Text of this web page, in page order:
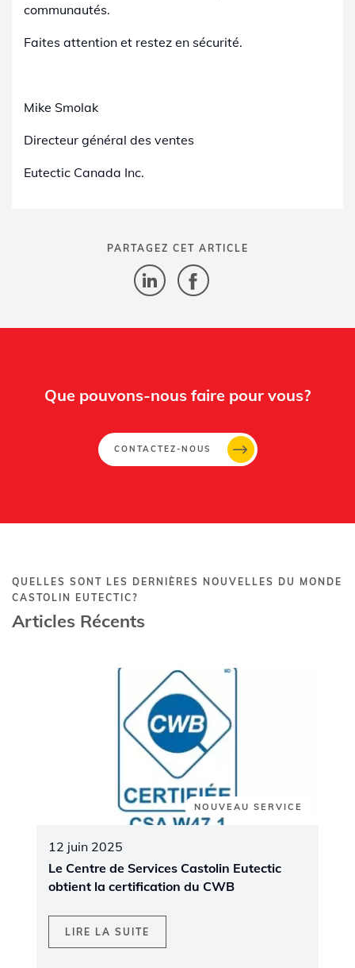
communautés.
Faites attention et restez en sécurité.
Mike Smolak
Directeur général des ventes
Eutectic Canada Inc.
PARTAGEZ CET ARTICLE
Que pouvons-nous faire pour vous?
CONTACTEZ-NOUS
QUELLES SONT LES DERNIÈRES NOUVELLES DU MONDE
CASTOLIN EUTECTIC?
Articles Récents
NOUVEAU SERVICE
12 juin 2025
Le Centre de Services Castolin Eutectic
obtient la certification du CWB
LIRE LA SUITE